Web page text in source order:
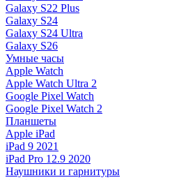
Galaxy S22 Plus
Galaxy S24
Galaxy S24 Ultra
Galaxy S26
Умные часы
Apple Watch
Apple Watch Ultra 2
Google Pixel Watch
Google Pixel Watch 2
Планшеты
Apple iPad
iPad 9 2021
iPad Pro 12.9 2020
Наушники и гарнитуры